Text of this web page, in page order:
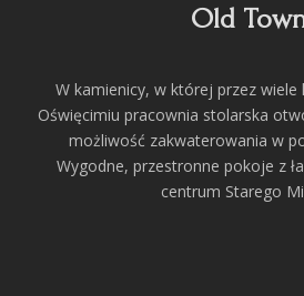
Old
W kamienicy, w której przez wiele
Oświęcimiu pracownia stolarska
możliwość zakwaterowania w
Wygodne, przestronne pokoje z
centrum Starego